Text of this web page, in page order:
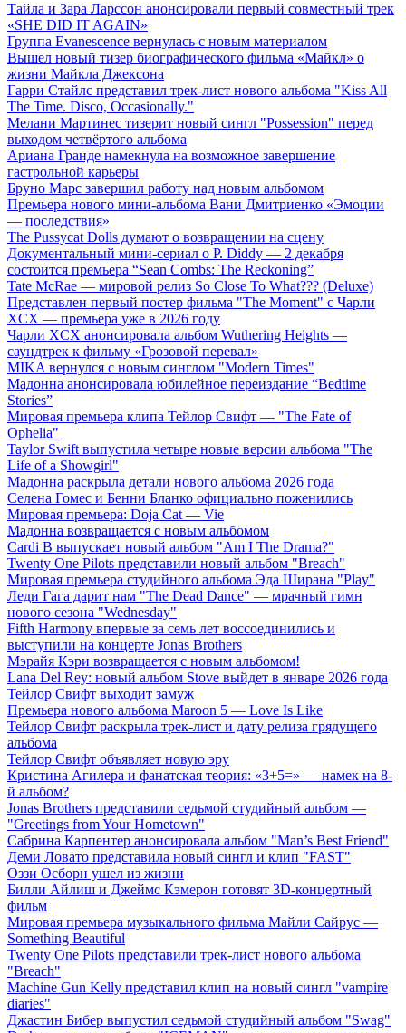
Тайла и Зара Ларссон анонсировали первый совместный трек
«SHE DID IT AGAIN»
Группа Evanescence вернулась с новым материалом
Вышел новый тизер биографического фильма «Майкл» о
жизни Майкла Джексона
Гарри Стайлс представил трек-лист нового альбома "Kiss All
The Time. Disco, Occasionally."
Мелани Мартинес тизерит новый сингл "Possession" перед
выходом четвёртого альбома
Ариана Гранде намекнула на возможное завершение
гастрольной карьеры
Бруно Марс завершил работу над новым альбомом
Премьера нового мини-альбома Вани Дмитриенко «Эмоции
— последствия»
The Pussycat Dolls думают о возвращении на сцену
Документальный мини-сериал о P. Diddy — 2 декабря
состоится премьера “Sean Combs: The Reckoning”
Tate McRae — мировой релиз So Close To What??? (Deluxe)
Представлен первый постер фильма "The Moment" с Чарли
XCX — премьера уже в 2026 году
Чарли XCX анонсировала альбом Wuthering Heights —
саундтрек к фильму «Грозовой перевал»
MIKA вернулся с новым синглом "Modern Times"
Мадонна анонсировала юбилейное переиздание “Bedtime
Stories”
Мировая премьера клипа Тейлор Свифт — "The Fate of
Ophelia"
Taylor Swift выпустила четыре новые версии альбома "The
Life of a Showgirl"
Мадонна раскрыла детали нового альбома 2026 года
Селена Гомес и Бенни Бланко официально поженились
Мировая премьера: Doja Cat — Vie
Мадонна возвращается с новым альбомом
Cardi B выпускает новый альбом "Am I The Drama?"
Twenty One Pilots представили новый альбом "Breach"
Мировая премьера студийного альбома Эда Ширана "Play"
Леди Гага дарит нам "The Dead Dance" — мрачный гимн
нового сезона "Wednesday"
Fifth Harmony впервые за семь лет воссоединились и
выступили на концерте Jonas Brothers
Мэрайя Кэри возвращается с новым альбомом!
Lana Del Rey: новый альбом Stove выйдет в январе 2026 года
Тейлор Свифт выходит замуж
Премьера нового альбома Maroon 5 — Love Is Like
Тейлор Свифт раскрыла трек-лист и дату релиза грядущего
альбома
Тейлор Свифт объявляет новую эру
Кристина Агилера и фанатская теория: «3+5=» — намек на 8-
й альбом?
Jonas Brothers представили седьмой студийный альбом —
"Greetings from Your Hometown"
Сабрина Карпентер анонсировала альбом "Man’s Best Friend"
Деми Ловато представила новый сингл и клип "FAST"
Оззи Осборн ушел из жизни
Билли Айлиш и Джеймс Кэмерон готовят 3D-концертный
фильм
Мировая премьера музыкального фильма Майли Сайрус —
Something Beautiful
Twenty One Pilots представили трек-лист нового альбома
"Breach"
Machine Gun Kelly представил клип на новый сингл "vampire
diaries"
Джастин Бибер выпустил седьмой студийный альбом "Swag"